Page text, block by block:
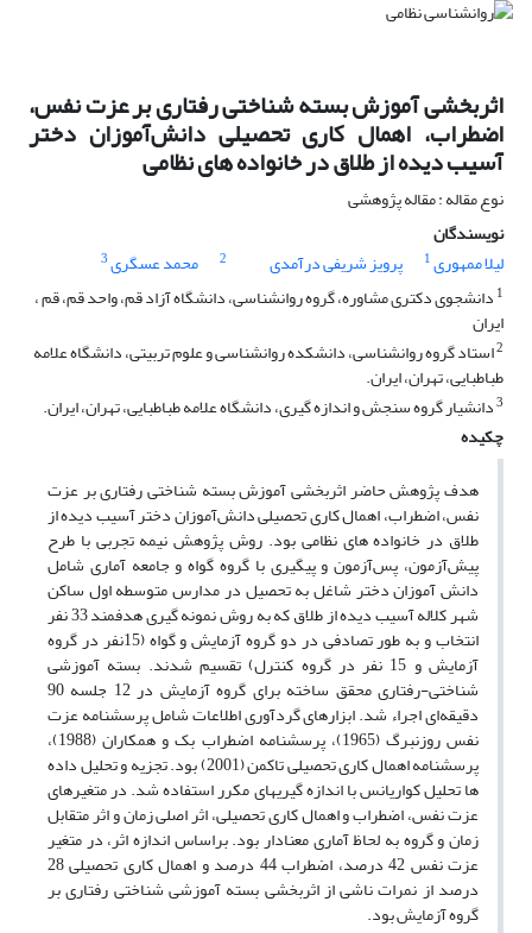
اثربخشی آموزش بسته شناختی رفتاری بر عزت نفس،
اضطراب، اهمال کاری تحصیلی دانش‌آموزان دختر
آسیب دیده از طلاق در خانواده های نظامی
نوع مقاله : مقاله پژوهشی
نویسندگان
لیلا ممهوری1 پرویز شریفی درآمدی 2 محمد عسگری3
1 دانشجوی دکتری مشاوره، گروه روانشناسی، دانشگاه آزاد قم، واحد قم، قم ،
ایران
2استاد گروه روانشناسی، دانشکده روانشناسی و علوم تربیتی، دانشگاه علامه
طباطبایی، تهران، ایران.
3دانشیار گروه سنجش و اندازه گیری، دانشگاه علامه طباطبایی، تهران، ایران.
چکیده
هدف پژوهش حاضر اثربخشی آموزش بسته شناختی رفتاری بر عزت
نفس، اضطراب، اهمال کاری تحصیلی دانش‌آموزان دختر آسیب دیده از
طلاق در خانواده های نظامی بود. روش پژوهش نیمه تجربی با طرح
پیش‌آزمون، پس‌آزمون و پیگیری با گروه گواه و جامعه آماری شامل
دانش آموزان دختر شاغل به تحصیل در مدارس متوسطه اول ساکن
شهر کلاله آسیب دیده از طلاق که به روش نمونه گیری هدفمند 33 نفر
انتخاب و به طور تصادفی در دو گروه آزمایش و گواه (15نفر در گروه
آزمایش و 15 نفر در گروه کنترل) تقسیم ‌شدند. بسته آموزشی
شناختی-رفتاری محقق ساخته برای گروه آزمایش در 12 جلسه 90
دقیقه‌ای اجراء شد. ابزارهای گردآوری اطلاعات شامل پرسشنامه عزت
نفس روزنبرگ (1965)، پرسشنامه اضطراب بک و همکاران (1988)،
پرسشنامه اهمال کاری تحصیلی تاکمن (2001) بود. تجزیه و تحلیل داده
ها تحلیل کواریانس با اندازه گیریهای مکرر استفاده شد. در متغیرهای
عزت نفس، اضطراب و اهمال کاری تحصیلی، اثر اصلی زمان و اثر متقابل
زمان و گروه به لحاظ آماری معنادار بود. براساس اندازه اثر، در متغیر
عزت نفس 42 درصد، اضطراب 44 درصد و اهمال کاری تحصیلی 28
درصد از نمرات ناشی از اثربخشی بسته آموزشی شناختی رفتاری بر
گروه آزمایش بود.